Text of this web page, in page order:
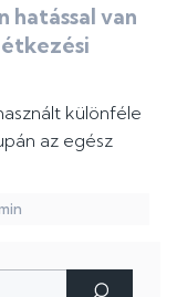
hatással van
különféle
az egész